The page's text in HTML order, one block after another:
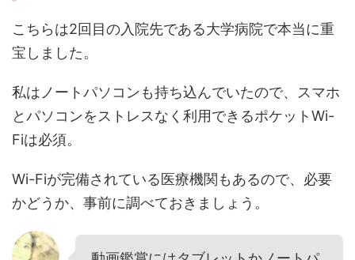
こちらは2回目の入院先である大学病院で本当に重
宝しました。
私はノートパソコンも持ち込んでいたので、スマホ
とパソコンをストレスなく利用できるポケットWi-
Fiは必須。
Wi-Fiが完備されている医療機関もあるので、必要
かどうか、事前に調べておきましょう。